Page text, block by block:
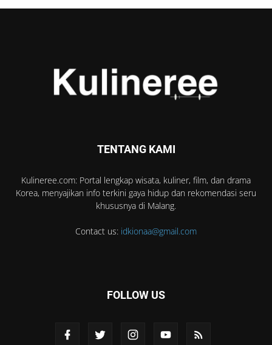
TENTANG KAMI
Kulineree.com: Portal lengkap wisata, kuliner, film, dan drama
Korea, menyajikan info terkini gaya hidup dan rekomendasi seru
khususnya di Malang.
Contact us: idkionaa@gmail.com
FOLLOW US